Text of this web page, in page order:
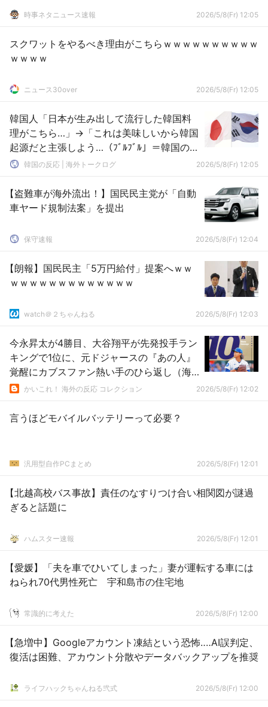
時事ネタニュース速報 2026/5/8(Fr) 12:05
スクワットをやるべき理由がこちらｗｗｗｗｗｗｗｗｗｗ
ｗｗｗｗ
ニュース30over 2026/5/8(Fr) 12:05
韓国人「日本が生み出して流行した韓国料
理がこちら…」→「これは美味しいから韓国
起源だと主張しよう…（ﾌﾞﾙﾌﾞﾙ」＝韓国の反
応 韓国の反応 | 海外トークログ 2026/5/8(Fr) 12:05
【盗難車が海外流出！】国民民主党が「自動
車ヤード規制法案」を提出
保守速報 2026/5/8(Fr) 12:04
【朗報】国民民主「5万円給付」提案へｗｗ
ｗｗｗｗｗｗｗｗｗｗｗｗｗ
watch＠２ちゃんねる 2026/5/8(Fr) 12:03
今永昇太が4勝目、大谷翔平が先発投手ラン
キングで1位に、元ドジャースの『あの人』
覚醒にカブスファン熱い手のひら返し（海
外の反応）
かいこれ！ 海外の反応 コレクション 2026/5/8(Fr) 12:02
言うほどモバイルバッテリーって必要？
汎用型自作PCまとめ 2026/5/8(Fr) 12:01
【北越高校バス事故】責任のなすりつけ合い相関図が謎過
ぎると話題に
ハムスター速報 2026/5/8(Fr) 12:01
【愛媛】「夫を車でひいてしまった」妻が運転する車には
ねられ70代男性死亡 宇和島市の住宅地
常識的に考えた 2026/5/8(Fr) 12:00
【急増中】Googleアカウント凍結という恐怖‥‥AI誤判定、
復活は困難、アカウント分散やデータバックアップを推奨
ライフハックちゃんねる弐式 2026/5/8(Fr) 12:00